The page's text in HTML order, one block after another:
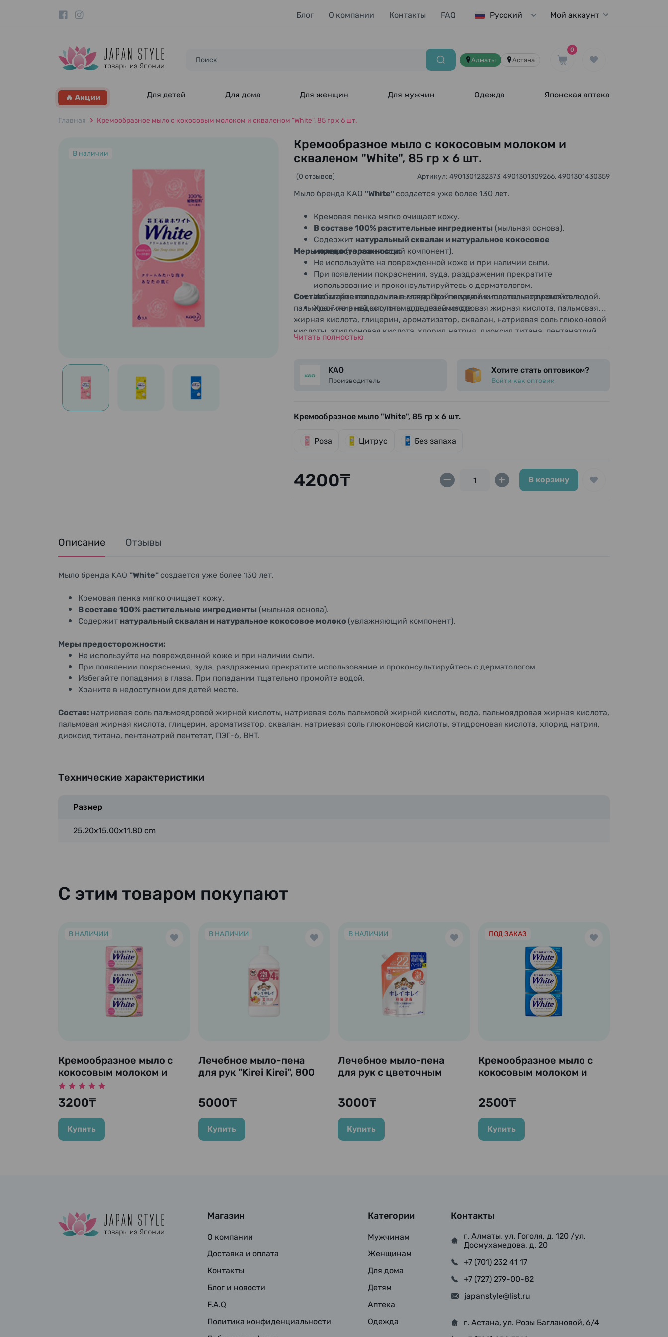
Алматы Астана
0
Блог О компании Контакты FAQ Русский Мой аккаунт
🔥 Акции Для детей Для дома Для женщин Для мужчин Одежда Японская аптека
Главная Кремообразное мыло с кокосовым молоком и скваленом "White", 85 гр х 6 шт.
В наличии
Кремообразное мыло с кокосовым молоком и
скваленом "White", 85 гр х 6 шт.
(0 отзывов) Артикул: 4901301232373, 4901301309266, 4901301430359
Мыло бренда KAO "White" cоздается уже более 130 лет.
Кремовая пенка мягко очищает кожу.
В составе 100% растительные ингредиенты (мыльная основа).
Содержит натуральный сквалан и натуральное кокосовое
молоко(увлажняющий компонент).
Меры предосторожности:
Не используйте на поврежденной коже и при наличии сыпи.
При появлении покраснения, зуда, раздражения прекратите
использование и проконсультируйтесь с дерматологом.
Избегайте попадания в глаза. При попадании тщательно промойте водой.
Храните в недоступном для детей месте.
Состав:натриевая соль пальмоядровой жирной кислоты, натриевая соль
пальмовой жирной кислоты, вода, пальмоядровая жирная кислота, пальмовая
жирная кислота, глицерин, ароматизатор, сквалан, натриевая соль глюконовой
кислоты, этидроновая кислота, хлорид натрия, диоксид титана, пентанатрий
пентетат, ПЭГ-6, BHT.
Читать полностью
KAO
Производитель
Хотите стать оптовиком?
Войти как оптовик
Кремообразное мыло "White", 85 гр х 6 шт.
Роза Цитрус Без запаха
4200₸ В корзину
Описание Отзывы
Мыло бренда KAO "White" cоздается уже более 130 лет.
Кремовая пенка мягко очищает кожу.
В составе 100% растительные ингредиенты (мыльная основа).
Содержит натуральный сквалан и натуральное кокосовое молоко (увлажняющий компонент).
Меры предосторожности:
Не используйте на поврежденной коже и при наличии сыпи.
При появлении покраснения, зуда, раздражения прекратите использование и проконсультируйтесь с дерматологом.
Избегайте попадания в глаза. При попадании тщательно промойте водой.
Храните в недоступном для детей месте.
Состав: натриевая соль пальмоядровой жирной кислоты, натриевая соль пальмовой жирной кислоты, вода, пальмоядровая жирная кислота,
пальмовая жирная кислота, глицерин, ароматизатор, сквалан, натриевая соль глюконовой кислоты, этидроновая кислота, хлорид натрия,
диоксид титана, пентанатрий пентетат, ПЭГ-6, BHT.
Технические характеристики
Размер
25.20x15.00x11.80 cm
С этим товаром покупают
В НАЛИЧИИ
Кремообразное мыло с
кокосовым молоком и
скваленом "White", 130 гр
х 3 шт.
3200₸
Купить
В НАЛИЧИИ
Лечебное мыло-пена
для рук "Kirei Kirei", 800
5000₸
Купить
В НАЛИЧИИ
Лечебное мыло-пена
для рук с цветочным
450 мл (Сменный блок)
3000₸
Купить
ПОД ЗАКАЗ
Кремообразное мыло с
кокосовым молоком и
х 3 шт.
2500₸
Купить
Магазин
О компании
Доставка и оплата
Контакты
Блог и новости
F.A.Q
Политика конфиденциальности
Категории
Мужчинам
Женщинам
Для дома
Детям
Аптека
Одежда
Контакты
г. Алматы, ул. Гоголя, д. 120 /ул.
Досмухамедова, д. 20
+7 (701) 232 41 17
+7 (727) 279-00-82
japanstyle@list.ru
г. Астана, ул. Розы Баглановой, 6/4